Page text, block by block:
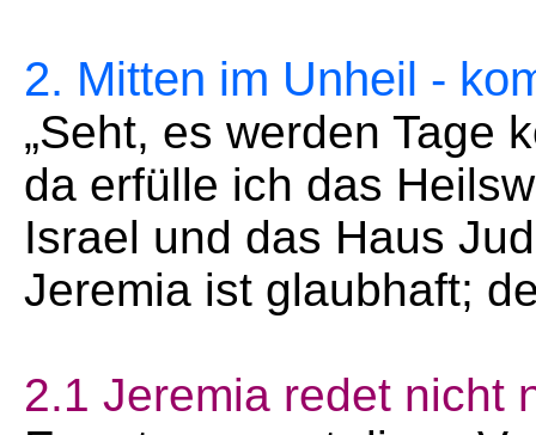
2. Mitten im Unheil -
„Seht, es werden Tage
da erfülle ich das
Israel und das Haus
Jeremia ist glaubhaft;
2.1 Jeremia redet nicht